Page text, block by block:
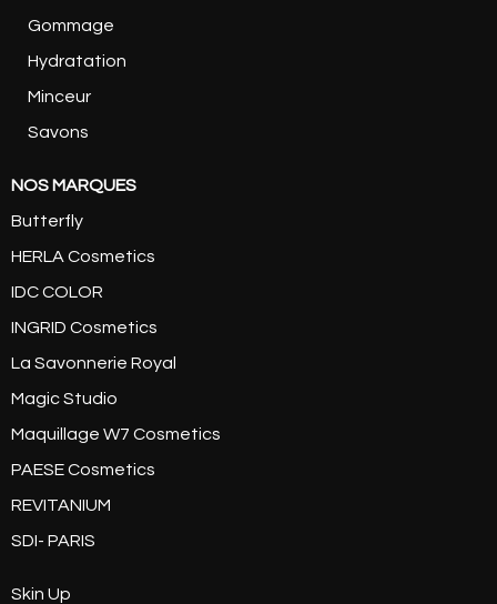
Gommage
Hydratation
Minceur
Savons
NOS MARQUES
Butterfly
HERLA Cosmetics
IDC COLOR
INGRID Cosmetics
La Savonnerie Royal
Magic Studio
Maquillage W7 Cosmetics
PAESE Cosmetics
REVITANIUM
SDI- PARIS
Skin Up